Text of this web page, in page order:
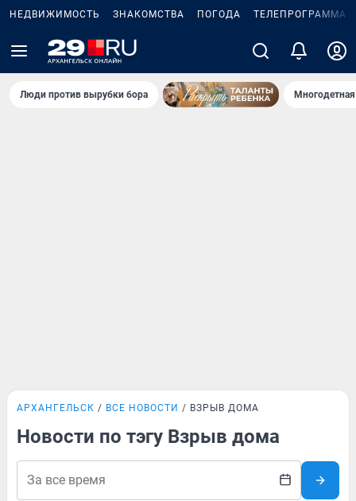
НЕДВИЖИМОСТЬ ЗНАКОМСТВА ПОГОДА ТЕЛЕПРОГРАММА
Люди против вырубки бора
АРХАНГЕЛЬСК ВСЕ НОВОСТИ ВЗРЫВ ДОМА
Новости по тэгу Взрыв дома